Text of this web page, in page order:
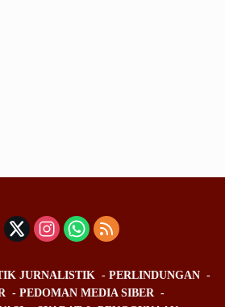
JURNALISTIK
PERLINDUNGAN
PEDOMAN MEDIA SIBER